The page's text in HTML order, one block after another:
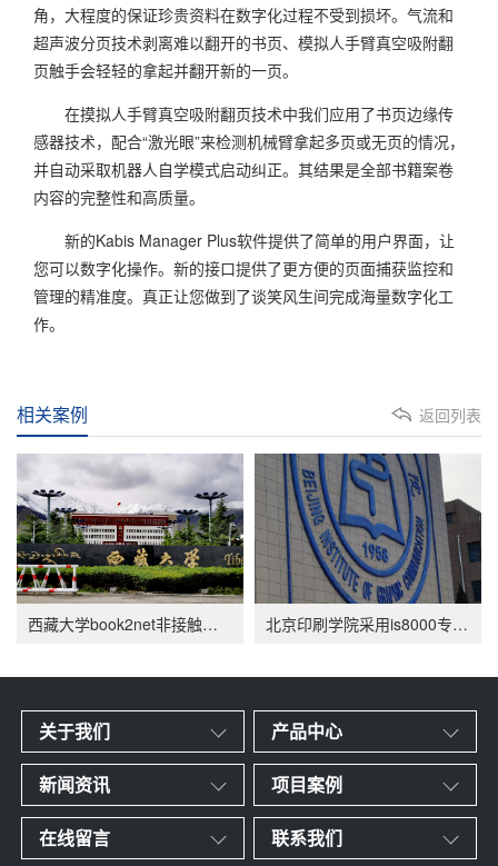
角，大程度的保证珍贵资料在数字化过程不受到损坏。气流和
超声波分页技术剥离难以翻开的书页、模拟人手臂真空吸附翻
页触手会轻轻的拿起并翻开新的一页。
在摸拟人手臂真空吸附翻页技术中我们应用了书页边缘传
感器技术，配合“激光眼”来检测机械臂拿起多页或无页的情况，
并自动采取机器人自学模式启动纠正。其结果是全部书籍案卷
内容的完整性和高质量。
新的Kabis Manager Plus软件提供了简单的用户界面，让
您可以数字化操作。新的接口提供了更方便的页面捕获监控和
管理的精准度。真正让您做到了谈笑风生间完成海量数字化工
作。
返回列表
相关案例
西藏大学book2net非接触式古籍扫描仪案例应用 北京印刷学院采用is8000专业古籍扫描仪进行数字化
关于我们 产品中心
新闻资讯 项目案例
在线留言 联系我们